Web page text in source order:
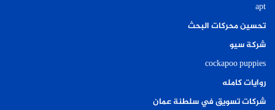
apt
تحسين محركات البحث
شركة سيو
cockapoo puppies
روايات كامله
شركات تسويق في سلطنة عمان